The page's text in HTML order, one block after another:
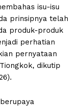
isu-isu
prinsipnya telah
produk-produk
perhatian
pernyataan
dikutip